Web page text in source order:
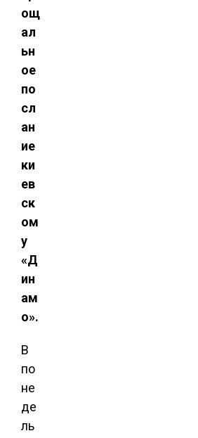
ощ
ал
ьн
ое
по
сл
ан
ие
ки
ев
ск
ом
у
«Д
ин
ам
о».
В
по
не
де
ль